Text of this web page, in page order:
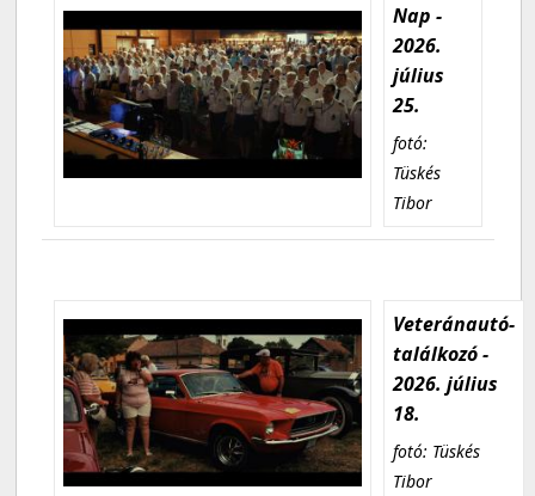
Nap -
2026.
július
25.
fotó:
Tüskés
Tibor
Veteránautó-
találkozó -
2026. július
18.
fotó: Tüskés
Tibor